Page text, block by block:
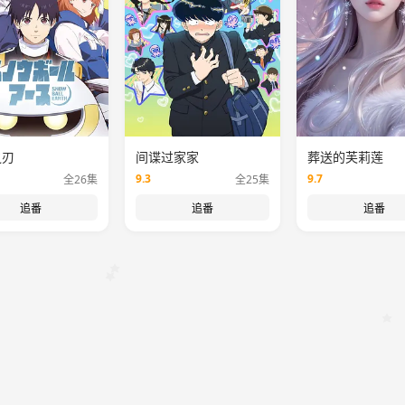
全26集
追番
间谍过家家
9.3 全25集
追番
葬送的芙莉莲
9.7
追番